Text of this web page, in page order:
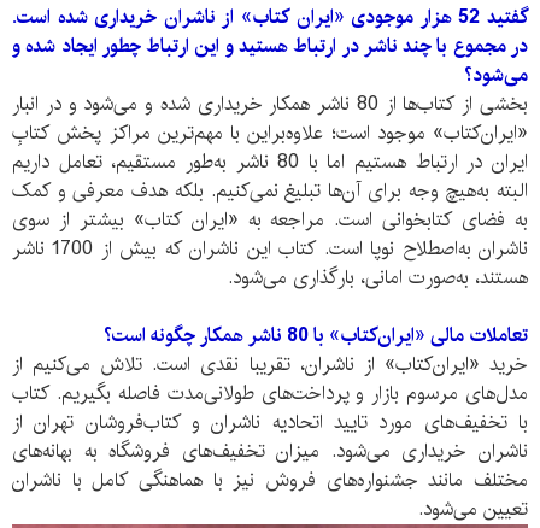
گفتید 52
هزار موجودی «ایران کتاب» از ناشران خریداری شده است.
در مجموع با چند ناشر در ارتباط هستید و این ارتباط چطور ایجاد شده و
می‌شود؟
بخشی از کتاب‌ها از 80 ناشر همکار خریداری شده و می‌شود و در انبار
«ایران‌کتاب» موجود است؛ علاوه‌براین با مهم‌ترین مراکز پخش کتابِ
ایران در ارتباط هستیم اما با 80 ناشر به‌طور مستقیم، تعامل داریم
البته به‌هیچ وجه برای آن‌ها تبلیغ نمی‌کنیم. بلکه هدف معرفی و کمک
به فضای کتابخوانی است. مراجعه به «ایران کتاب» بیشتر از سوی
ناشران به‌اصطلاح نو‌پا است. کتاب این ناشران که بیش از 1700 ناشر
هستند، به‌صورت امانی، بارگذاری می‌شود.
تعاملات مالی «ایران‌کتاب» با 80 ناشر همکار چگونه است؟
خرید‌ «ایران‌کتاب» از ناشران، تقریبا نقدی است. تلاش می‌کنیم از
مدل‌های مرسوم بازار و پرداخت‌های طولانی‌مدت فاصله بگیریم. کتاب‌
با تخفیف‌های مورد تایید اتحادیه ناشران و کتاب‌فروشان تهران از
ناشران خریدار‌ی می‌شود. میزان تخفیف‌های فروشگاه به بهانه‌های
مختلف مانند جشنواره‌های فروش نیز با هماهنگی کامل با ناشران
تعیین می‌شود.